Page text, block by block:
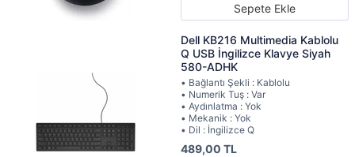
Sepete Ekle
Dell KB216 Multimedia Kablolu
Q USB İngilizce Klavye Siyah
580-ADHK
• Bağlantı Şekli : Kablolu
• Numerik Tuş : Var
• Aydınlatma : Yok
• Mekanik : Yok
• Dil : İngilizce Q
489,00 TL